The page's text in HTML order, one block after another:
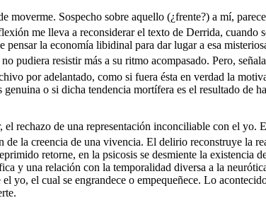
moverme. Sospecho sobre aquello (¿frente?) a mí,
me lleva a reconsiderar el texto de Derrida, cuando
la economía libidinal para dar lugar a esa
pudiera resistir más a su ritmo acompasado. Pero,
por adelantado, como si fuera ésta en verdad la
o si dicha tendencia mortífera es el resultado de
rechazo de una representación inconciliable con el
de la creencia de una vivencia. El delirio reconstruye la
retorne, en la psicosis se desmiente la existencia
y una relación con la temporalidad diversa a la
yo, el cual se engrandece o empequeñece. Lo